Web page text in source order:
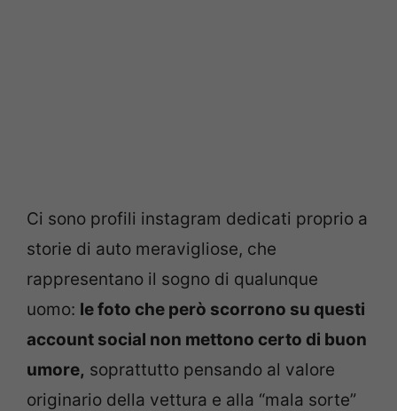
Ci sono profili instagram dedicati proprio a
storie di auto meravigliose, che
rappresentano il sogno di qualunque
uomo: le foto che però scorrono su questi
account social non mettono certo di buon
umore, soprattutto pensando al valore
originario della vettura e alla “mala sorte”